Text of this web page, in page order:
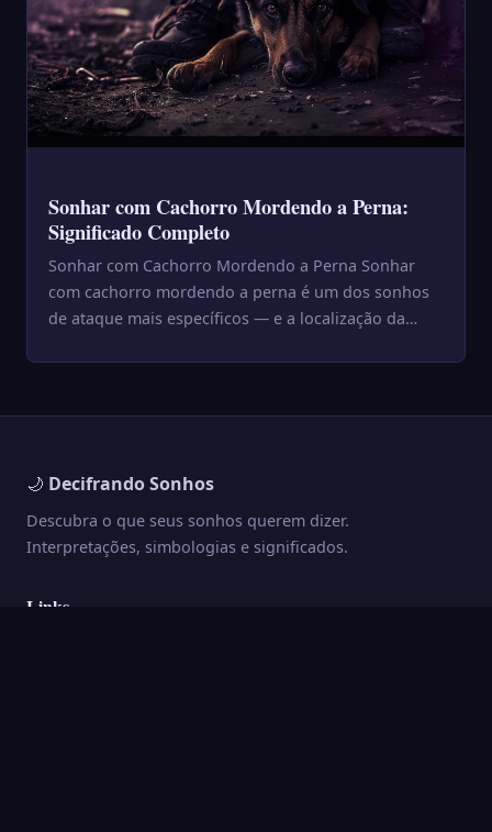
Sonhar com Cachorro Mordendo a Perna:
Significado Completo
Sonhar com Cachorro Mordendo a Perna Sonhar
com cachorro mordendo a perna é um dos sonhos
de ataque mais específicos — e a localização da
🌙 Decifrando Sonhos
Descubra o que seus sonhos querem dizer.
Interpretações, simbologias e significados.
Links